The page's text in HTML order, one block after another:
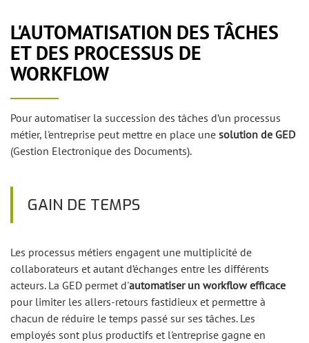
L'AUTOMATISATION DES TÂCHES
ET DES PROCESSUS DE
WORKFLOW
Pour automatiser la succession des tâches d’un processus
métier, l'entreprise peut mettre en place une solution de GED
(Gestion Electronique des Documents).
GAIN DE TEMPS
Les processus métiers engagent une multiplicité de
collaborateurs et autant d’échanges entre les différents
acteurs. La GED permet d'automatiser un workflow efficace
pour limiter les allers-retours fastidieux et permettre à
chacun de réduire le temps passé sur ses tâches. Les
employés sont plus productifs et l'entreprise gagne en